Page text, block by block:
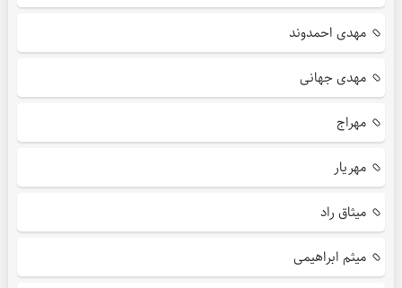
مهدی احمدوند
مهدی جهانی
مهراج
مهریار
میثاق راد
میثم ابراهیمی